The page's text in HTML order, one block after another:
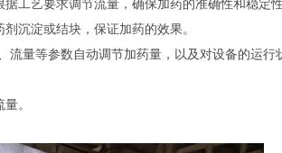
工艺要求调节流量，确保加药的准确性和稳定性
沉淀或结块，保证加药的效果。
流量等参数自动调节加药量，以及对设备的运行
。